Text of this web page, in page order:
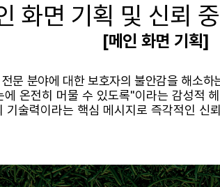
화면 기획 및 신뢰
[메인 화면 기획]
문 분야에 대한 보호자의 불안감을 해소
온전히 머물 수 있도록"이라는 감성적
기술력이라는 핵심 메시지로 즉각적인 신